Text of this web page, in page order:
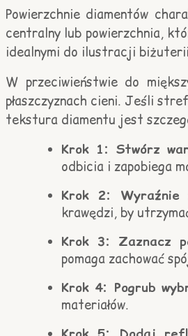
Powierzchnie diamentów
centralny lub powierzchnia,
idealnymi do ilustracji
W przeciwieństwie do
płaszczyznach cieni. Jeśli
tekstura diamentu jest
Krok 1: Stwórz
odbicia i zapobiega
Krok 2: Wyraźnie
krawędzi, by
Krok 3: Zaznacz
pomaga zachować
Krok 4: Pogrub
materiałów.